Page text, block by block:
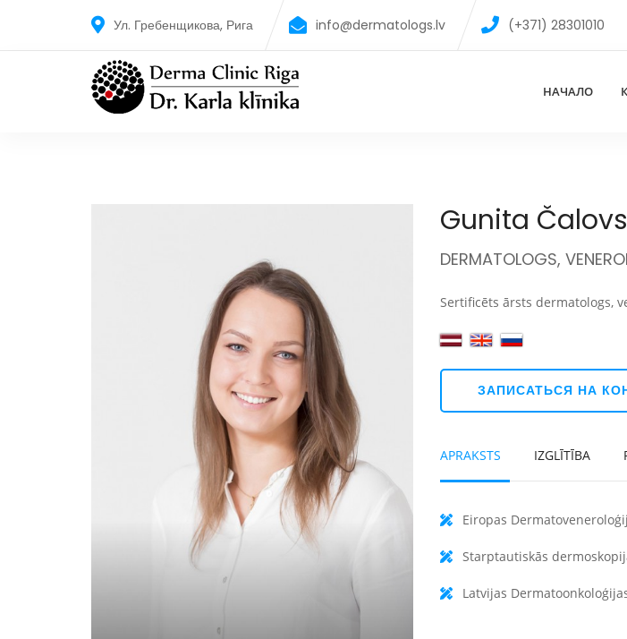
Ул. Гребенщикова, Рига info@dermatologs.lv (+371) 28301010
НАЧАЛО
Gunita
DERMATOLOGS,
Sertificēts ārsts dermatologs,
ЗАПИСАТЬСЯ НА
APRAKSTS IZGLĪTĪBA
Eiropas
Starptautiskās
Latvijas